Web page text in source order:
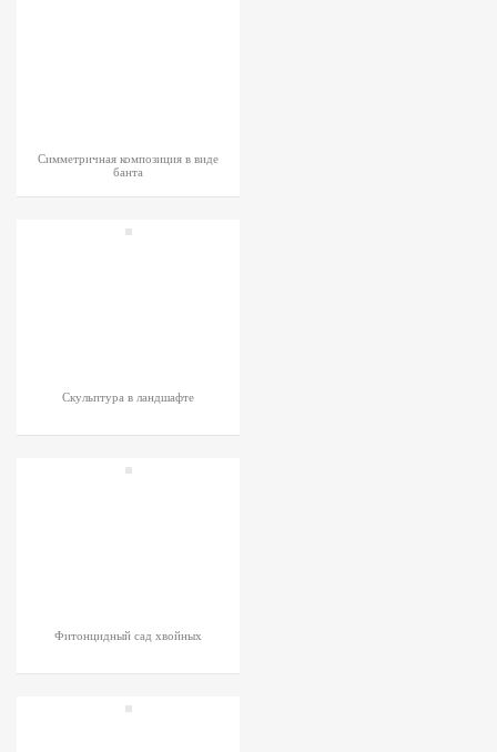
Симметричная композиция в виде
банта
Скульптура в ландшафте
Фитонцидный сад хвойных